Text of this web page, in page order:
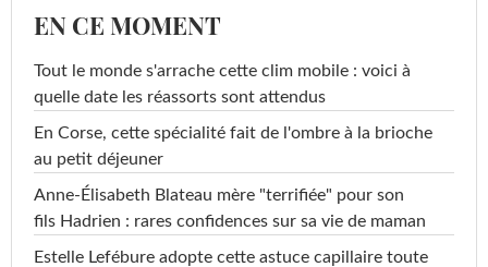
EN CE MOMENT
Tout le monde s'arrache cette clim mobile : voici à
quelle date les réassorts sont attendus
En Corse, cette spécialité fait de l'ombre à la brioche
au petit déjeuner
Anne-Élisabeth Blateau mère "terrifiée" pour son
fils Hadrien : rares confidences sur sa vie de maman
Estelle Lefébure adopte cette astuce capillaire toute